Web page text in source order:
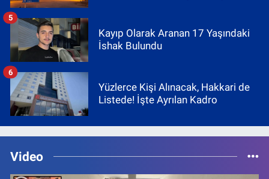
Kayıp Olarak Aranan 17 Yaşındaki
İshak Bulundu
5
Yüzlerce Kişi Alınacak, Hakkari de
Listede! İşte Ayrılan Kadro
6
Video